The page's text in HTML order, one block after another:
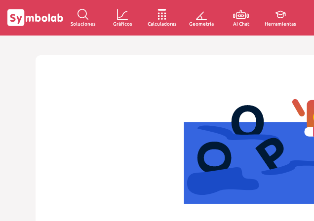
Soluciones Gráficos Calculadoras Geometría AI Chat Herramientas